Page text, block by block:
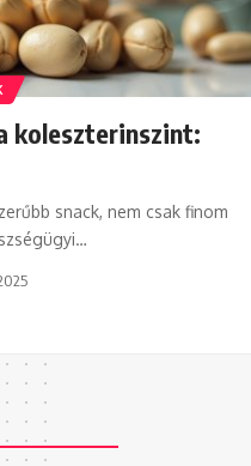
koleszterinszint:
snack, nem csak finom
…